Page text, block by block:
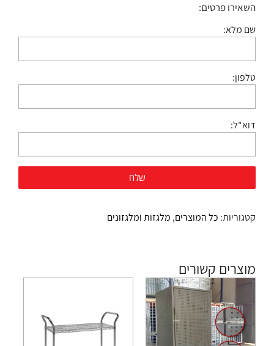
השאירו פרטים:
שם מלא:
טלפון:
דוא"ל:
קטגוריות: כל המוצרים, מלגזות ומלגזונים
מוצרים קשורים